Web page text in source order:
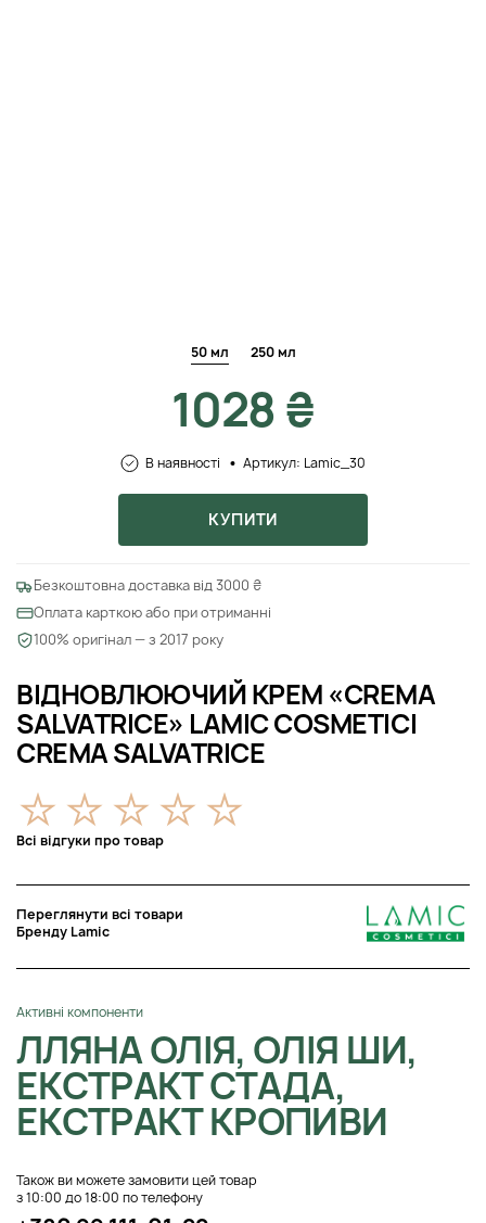
ВІДНОВЛЮЮЧИЙ КРЕМ «CREMA
SALVATRICE» LAMIC COSMETICI
CREMA SALVATRICE
Всі відгуки про товар
Переглянути всі товари
Бренду Lamic
Активні компоненти
ЛЛЯНА ОЛІЯ, ОЛІЯ ШИ,
ЕКСТРАКТ СТАДА,
ЕКСТРАКТ КРОПИВИ
Також ви можете замовити цей товар
з 10:00 до 18:00 по телефону
50 мл 250 мл
1028 ₴
В наявності Артикул: Lamic_30
КУПИТИ
Безкоштовна доставка від 3000 ₴
Оплата карткою або при отриманні
100% оригінал — з 2017 року